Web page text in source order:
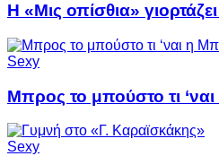
Η «Μις οπίσθια»
Sexy
Μπρος το μπούστο τι
Sexy